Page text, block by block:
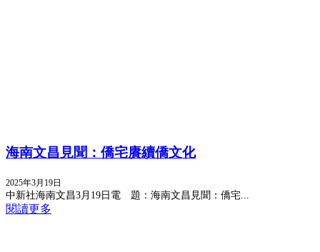
海南文昌見聞：僑宅賡續僑文化
2025年3月19日
中新社海南文昌3月19日電 題：海南文昌見聞：僑宅...
閱讀更多